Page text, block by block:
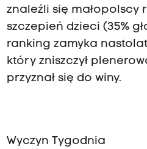
znaleźli się małopolscy
szczepień dzieci (35%
ranking zamyka
który zniszczył
przyznał się do winy.
Wyczyn Tygodnia